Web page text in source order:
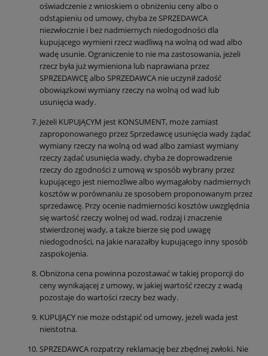
oświadczenie z wnioskiem o obniżeniu ceny albo o
odstąpieniu od umowy, chyba że SPRZEDAWCA
niezwłocznie i bez nadmiernych niedogodności dla
kupującego wymieni rzecz wadliwą na wolną od wad albo
wadę usunie. Ograniczenie to nie ma zastosowania, jeżeli
rzecz była już wymieniona lub naprawiana przez
SPRZEDAWCĘ albo SPRZEDAWCA nie uczynił zadość
obowiązkowi wymiany rzeczy na wolną od wad lub
usunięcia wady.
Jeżeli KUPUJĄCYM jest KONSUMENT, może zamiast
zaproponowanego przez Sprzedawcę usunięcia wady żądać
wymiany rzeczy na wolną od wad albo zamiast wymiany
rzeczy żądać usunięcia wady, chyba że doprowadzenie
rzeczy do zgodności z umową w sposób wybrany przez
kupującego jest niemożliwe albo wymagałoby nadmiernych
kosztów w porównaniu ze sposobem proponowanym przez
sprzedawcę. Przy ocenie nadmierności kosztów uwzględnia
się wartość rzeczy wolnej od wad, rodzaj i znaczenie
stwierdzonej wady, a także bierze się pod uwagę
niedogodności, na jakie narażałby kupującego inny sposób
zaspokojenia.
Obniżona cena powinna pozostawać w takiej proporcji do
ceny wynikającej z umowy, w jakiej wartość rzeczy z wadą
pozostaje do wartości rzeczy bez wady.
KUPUJĄCY nie może odstąpić od umowy, jeżeli wada jest
nieistotna.
SPRZEDAWCA rozpatrzy reklamację bez zbędnej zwłoki. Nie